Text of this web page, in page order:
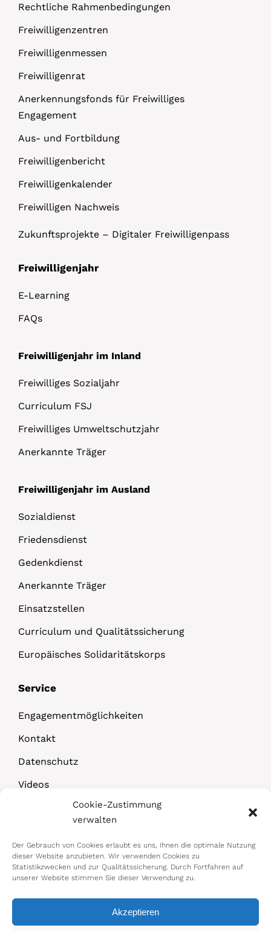
Cookie-Zustimmung
verwalten
Der Gebrauch von Cookies erlaubt es uns, Ihnen die optimale Nutzung
dieser Website anzubieten. Wir verwenden Cookies zu
Statistikzwecken und zur Qualitätssicherung. Durch Fortfahren auf
unserer Website stimmen Sie dieser Verwendung zu.
Akzeptieren
Rechtliche Rahmenbedingungen
Freiwilligenzentren
Freiwilligenmessen
Freiwilligenrat
Anerkennungsfonds für Freiwilliges
Engagement
Aus- und Fortbildung
Freiwilligenbericht
Freiwilligenkalender
Freiwilligen Nachweis
Zukunftsprojekte – Digitaler Freiwilligenpass
Freiwilligenjahr
E-Learning
FAQs
Freiwilligenjahr im Inland
Freiwilliges Sozialjahr
Curriculum FSJ
Freiwilliges Umweltschutzjahr
Anerkannte Träger
Freiwilligenjahr im Ausland
Sozialdienst
Friedensdienst
Gedenkdienst
Anerkannte Träger
Einsatzstellen
Curriculum und Qualitätssicherung
Europäisches Solidaritätskorps
Service
Engagementmöglichkeiten
Kontakt
Datenschutz
Videos